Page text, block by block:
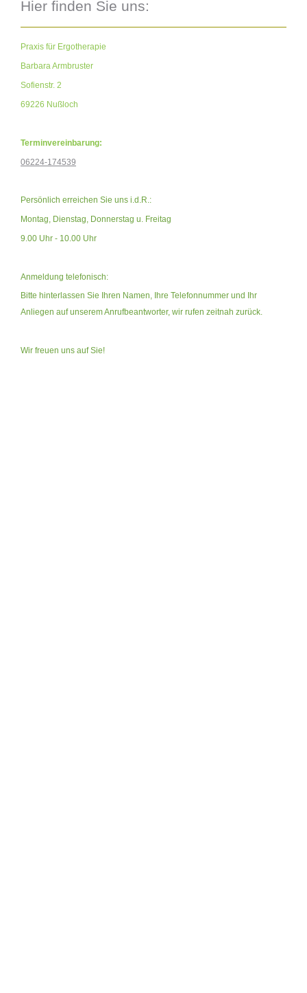
Hier finden Sie uns:
Praxis für Ergotherapie
Barbara Armbruster
Sofienstr. 2
69226 Nußloch
Terminvereinbarung:
06224-174539
Persönlich erreichen Sie uns i.d.R.:
Montag, Dienstag, Donnerstag u. Freitag
9.00 Uhr - 10.00 Uhr
Anmeldung telefonisch:
Bitte hinterlassen Sie Ihren Namen, Ihre Telefonnummer und Ihr
Anliegen auf unserem Anrufbeantworter, wir rufen zeitnah zurück.
Wir freuen uns auf Sie!